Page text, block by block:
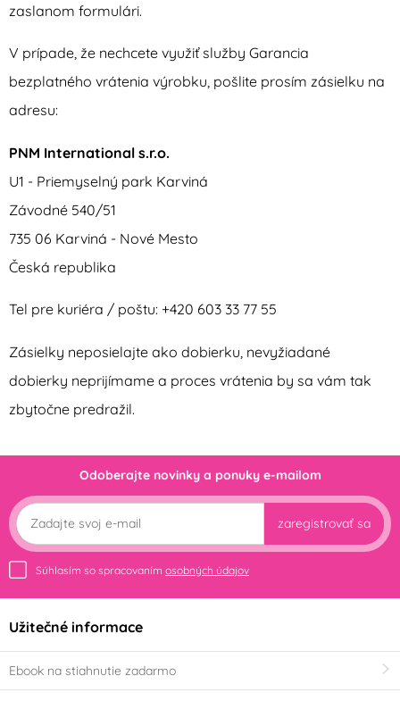
zaslanom formulári.
V prípade, že nechcete využiť služby Garancia
bezplatného vrátenia výrobku, pošlite prosím zásielku na
adresu:
PNM International s.r.o.
U1 - Priemyselný park Karviná
Závodné 540/51
735 06 Karviná - Nové Mesto
Česká republika
Tel pre kuriéra / poštu: +420 603 33 77 55
Zásielky neposielajte ako dobierku, nevyžiadané
dobierky neprijímame a proces vrátenia by sa vám tak
zbytočne predražil.
Odoberajte novinky a ponuky e-mailom
zaregistrovať sa
Súhlasím so spracovaním osobných údajov
Užitečné informace
Ebook na stiahnutie zadarmo